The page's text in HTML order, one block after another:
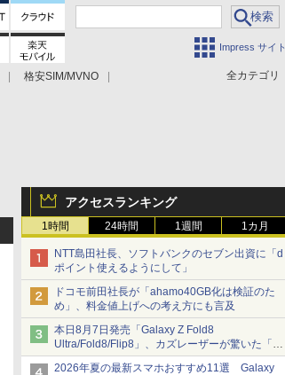
Impress サイト
全カテゴリ
格安SIM/MVNO
アクセスランキング
1時間 24時間 1週間 1カ月
NTT島田社長、ソフトバンクのセブン出資に「d
ポイント使えるようにして」
ドコモ前田社長が「ahamo40GB化は検証のた
め」、料金値上げへの考え方にも言及
本日8月7日発売「Galaxy Z Fold8
Ultra/Fold8/Flip8」、カズレーザーが驚いた「そ
ば屋のメニュー並みの薄さ」
2026年夏の最新スマホおすすめ11選 Galaxy